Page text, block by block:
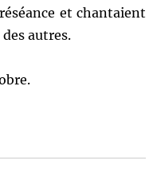
et chantaient
autres.